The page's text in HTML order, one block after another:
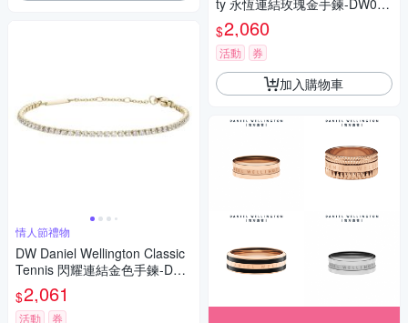
情人節禮物
DW Daniel Wellington Classic
Tennis 閃耀連結金色手鍊-DW0
0400388
$2,061
活動 券
ty 永恆連結玫瑰金手鍊-DW004
00168-S
$2,060
活動 券
加入購物車